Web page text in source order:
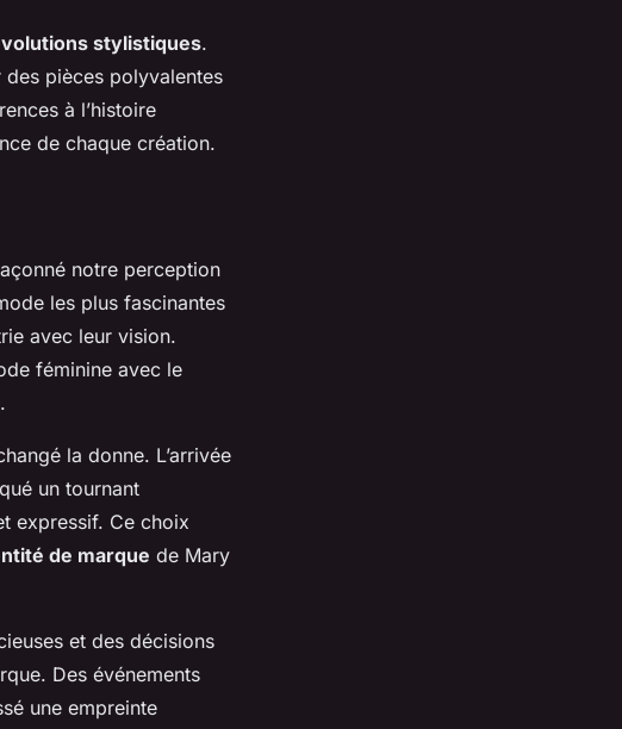
stylistiques.
des pièces polyvalentes
à l’histoire
de chaque création.
notre perception
les plus fascinantes
avec leur vision.
féminine avec le
la donne. L’arrivée
un tournant
expressif. Ce choix
de marque de Mary
et des décisions
Des événements
une empreinte